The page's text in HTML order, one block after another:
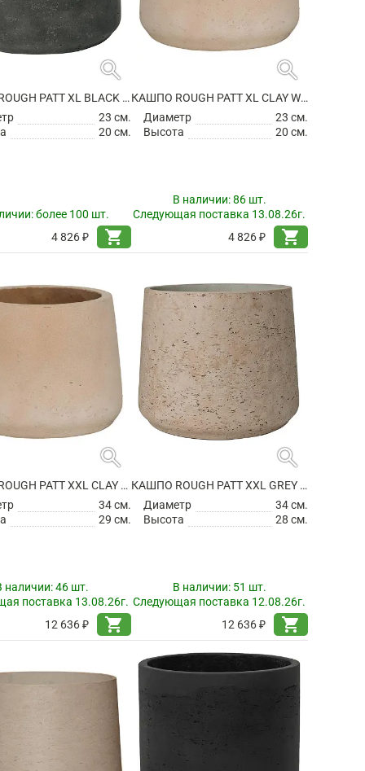
search
КАШПО ROUGH PATT XL BLACK WASHED
23 см.
20 см.
более 100 шт.
4 826 ₽
shopping_cart
search
КАШПО ROUGH PATT XL CLAY WASHED
Диаметр
23 см.
Высота
20 см.
В наличии:86 шт.
Следующая поставка 13.08.26г.
4 826 ₽
shopping_cart
search
КАШПО ROUGH PATT XXL CLAY WASHED
34 см.
29 см.
наличии:46 шт.
поставка 13.08.26г.
12 636 ₽
shopping_cart
search
КАШПО ROUGH PATT XXL GREY WASHED
Диаметр
34 см.
Высота
28 см.
В наличии: 51 шт.
Следующая поставка 12.08.26г.
12 636 ₽
shopping_cart